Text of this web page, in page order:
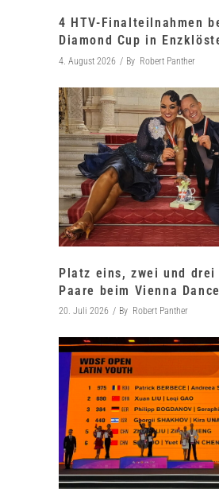
4 HTV-Finalteilnahmen
Diamond Cup in
4. August 2026 By Robert Panther
Platz eins, zwei und drei
Paare beim Vienna
20. Juli 2026 By Robert Panther